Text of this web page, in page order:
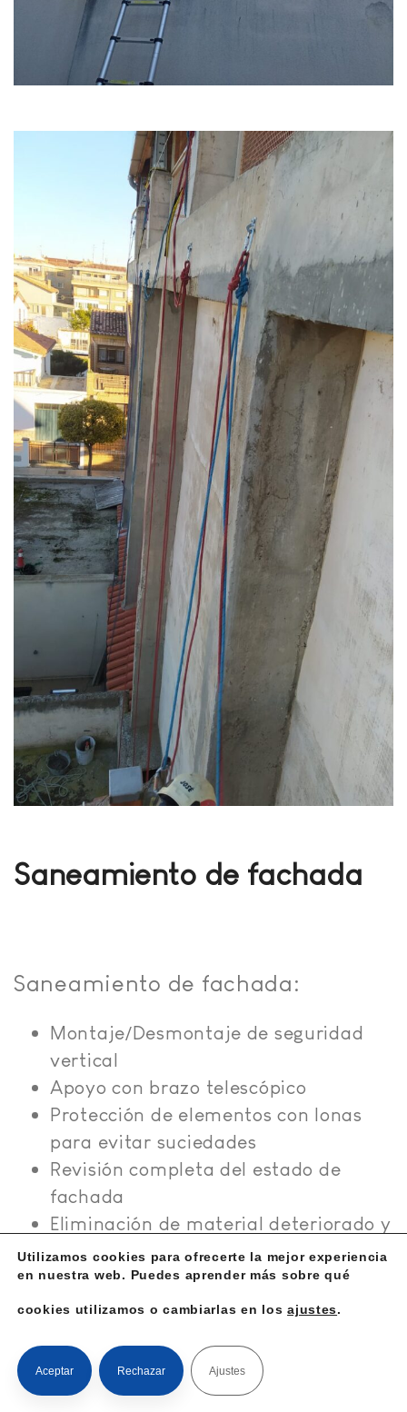
Saneamiento de fachada
Saneamiento de fachada:
Montaje/Desmontaje de seguridad
vertical
Apoyo con brazo telescópico
Protección de elementos con lonas
para evitar suciedades
Revisión completa del estado de
fachada
Eliminación de material deteriorado y
oxidaciones
Reparaciones con morteros
Aplicación de pintura plástica y
Reparación de filtraciones
Montaje de línea de vida certificada y
Utilizamos cookies para ofrecerte la mejor experiencia
en nuestra web. Puedes aprender más sobre qué
cookies utilizamos o cambiarlas en losajustes.
Aceptar Rechazar Ajustes